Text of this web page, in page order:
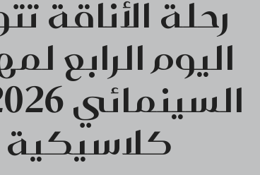
رحلة الأناقة
اليوم الرابع
كلاسيكية